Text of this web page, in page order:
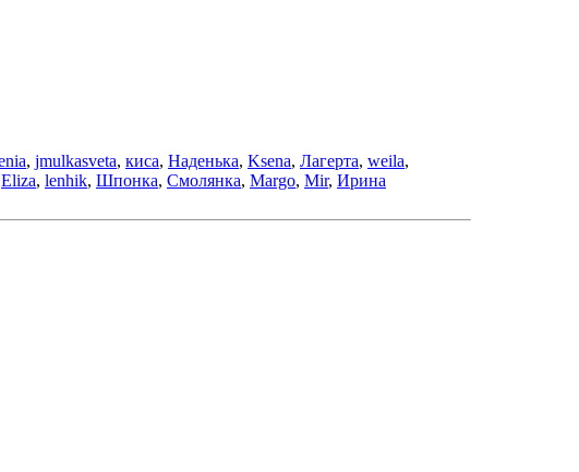
, jmulkasveta, киса, Наденька, Ksena, Лагерта, weila,
Eliza, lenhik, Шпонка, Смолянка, Margo, Mir, Ирина